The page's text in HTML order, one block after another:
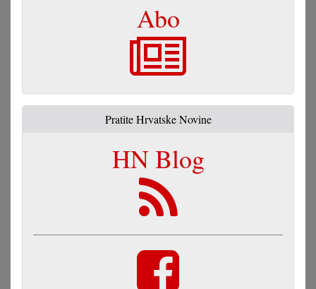
Abo
Pratite Hrvatske Novine
HN Blog